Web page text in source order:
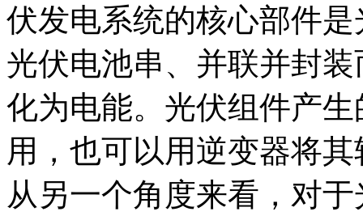
伏发电系统的核心部件
光伏电池串、并联并封
化为电能。光伏组件产
用，也可以用逆变器将
从另一个角度来看，对